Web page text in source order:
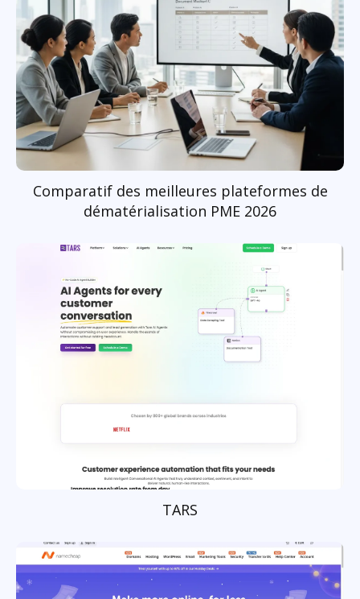
Comparatif des meilleures plateformes de
dématérialisation PME 2026
TARS